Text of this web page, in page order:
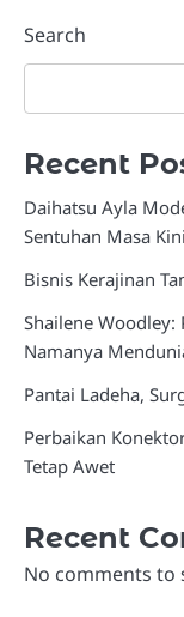
Search
Recent
Daihatsu Ayla
Sentuhan Masa
Bisnis Kerajinan
Shailene
Namanya
Pantai Ladeha,
Perbaikan
Tetap Awet
Recent
No comments to